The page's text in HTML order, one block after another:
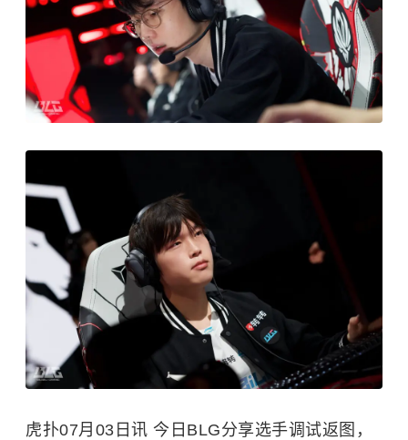
虎扑07月03日讯 今日BLG分享选手调试返图，